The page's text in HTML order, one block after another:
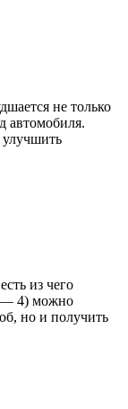
не только
автомобиля.
улучшить
из чего
— 4) можно
но и получить